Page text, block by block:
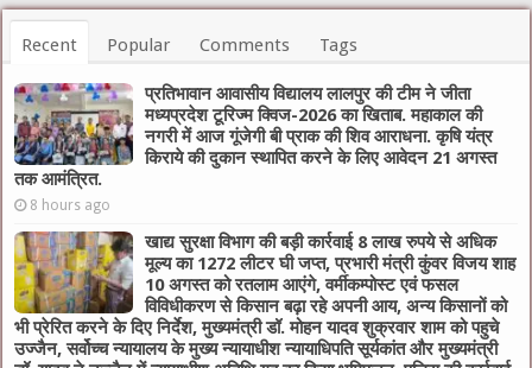
Recent Popular Comments Tags
प्रतिभावान आवासीय विद्यालय लालपुर की टीम ने जीता
मध्यप्रदेश टूरिज्म क्विज-2026 का खिताब. महाकाल की
नगरी में आज गूंजेगी बी प्राक की शिव आराधना. कृषि यंत्र
किराये की दुकान स्थापित करने के लिए आवेदन 21 अगस्त
तक आमंत्रित.
8 hours ago
खाद्य सुरक्षा विभाग की बड़ी कार्रवाई 8 लाख रुपये से अधिक
मूल्य का 1272 लीटर घी जप्त, प्रभारी मंत्री कुंवर विजय शाह
10 अगस्त को रतलाम आएंगे, वर्मीकम्पोस्ट एवं फसल
विविधीकरण से किसान बढ़ा रहे अपनी आय, अन्य किसानों को
भी प्रेरित करने के दिए निर्देश, मुख्यमंत्री डॉ. मोहन यादव शुक्रवार शाम को पहुचे
उज्जैन, सर्वोच्च न्यायालय के मुख्‍य न्‍यायाधीश न्यायाधिपति सूर्यकांत और मुख्यमंत्री